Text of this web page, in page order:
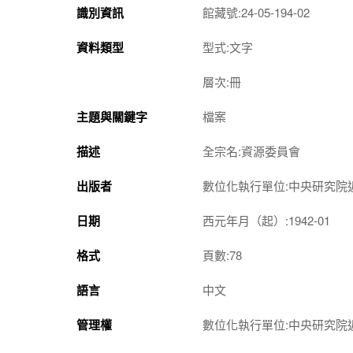
識別資訊 館藏號:24-05-194-02
資料類型 型式:文字
層次:冊
主題與關鍵字 檔案
描述 全宗名:資源委員會
出版者 數位化執行單位:中央研究院
日期 西元年月（起）:1942-01
格式 頁數:78
語言 中文
管理權 數位化執行單位:中央研究院